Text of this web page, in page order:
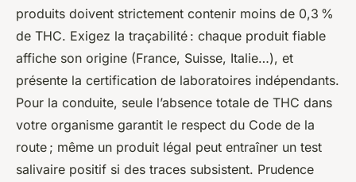
produits doivent strictement contenir moins de 0,3 %
de THC. Exigez la traçabilité : chaque produit fiable
affiche son origine (France, Suisse, Italie…), et
présente la certification de laboratoires indépendants.
Pour la conduite, seule l’absence totale de THC dans
votre organisme garantit le respect du Code de la
route ; même un produit légal peut entraîner un test
salivaire positif si des traces subsistent. Prudence